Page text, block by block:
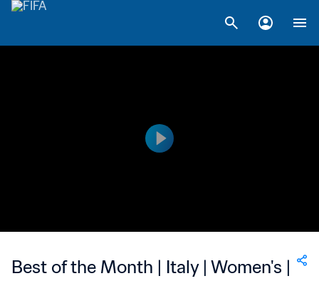
Best of the Month | Italy | Women's |